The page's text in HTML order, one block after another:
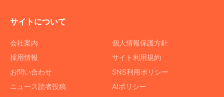
サイトについて
会社案内
採用情報
お問い合わせ
ニュース読者投稿
個人情報保護方針
サイト利用規約
SNS利用ポリシー
AIポリシー